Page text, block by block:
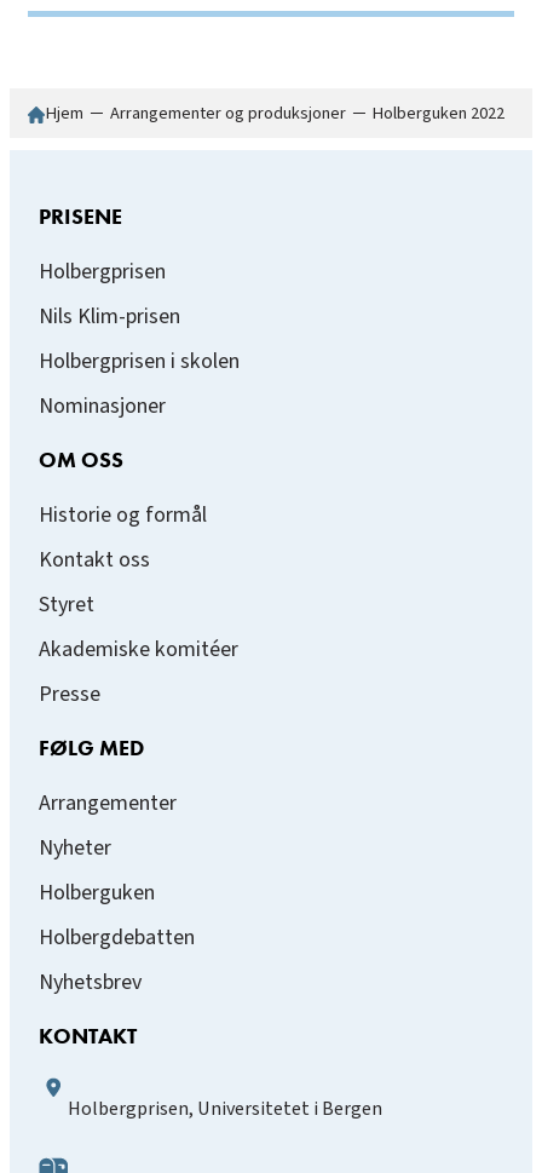
Hjem ─ Arrangementer og produksjoner ─ Holberguken 2022
PRISENE
Holbergprisen
Nils Klim-prisen
Holbergprisen i skolen
Nominasjoner
OM OSS
Historie og formål
Kontakt oss
Styret
Akademiske komitéer
Presse
FØLG MED
Arrangementer
Nyheter
Holberguken
Holbergdebatten
Nyhetsbrev
KONTAKT
Holbergprisen, Universitetet i Bergen